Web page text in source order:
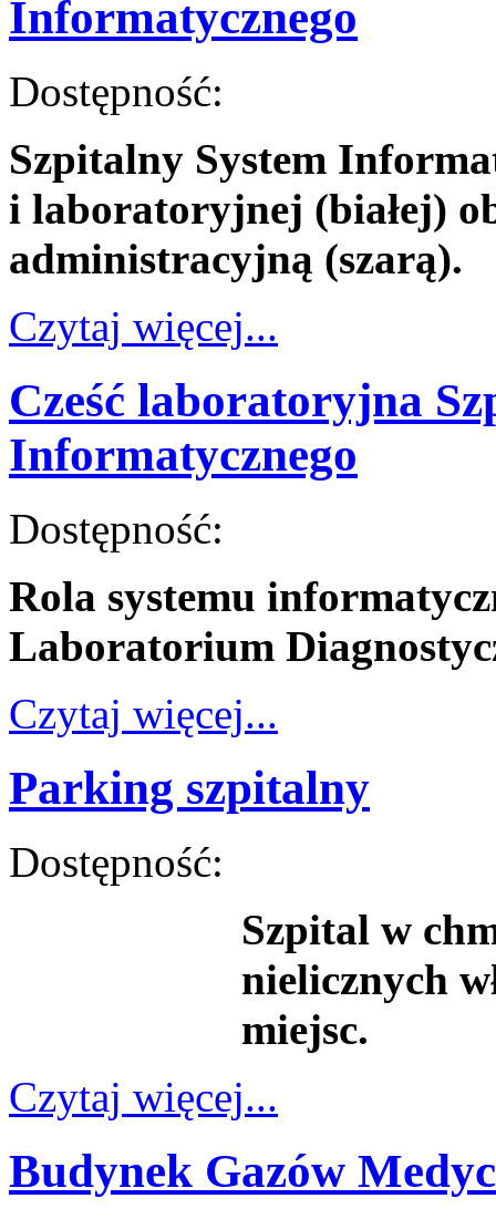
Informatycznego
Dostępność:
Szpitalny System
i laboratoryjnej (białej)
administracyjną (szarą).
Czytaj więcej...
Cześć laboratoryjna
Informatycznego
Dostępność:
Rola systemu
Laboratorium
Czytaj więcej...
Parking szpitalny
Dostępność:
Szpital w
nielicznych
miejsc.
Czytaj więcej...
Budynek Gazów